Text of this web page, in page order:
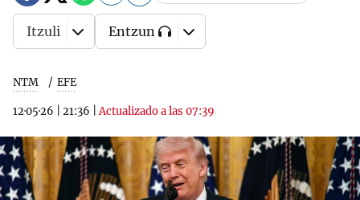
NTM EFE
12·05·26 21:36 |Actualizado a las 07:39
Itzuli Entzun